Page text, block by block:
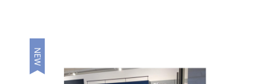
NEW